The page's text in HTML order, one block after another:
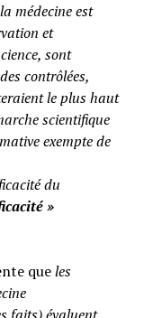
la médecine est
et
sont
contrôlées,
le plus haut
scientifique
exempte de
du
»
queles